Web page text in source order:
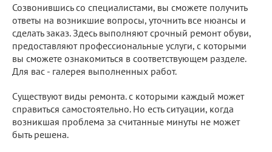
Созвонившись со специалистами, вы сможете получить
ответы на возникшие вопросы, уточнить все нюансы и
сделать заказ. Здесь выполняют срочный ремонт обуви,
предоставляют профессиональные услуги, с которыми
вы сможете ознакомиться в соответствующем разделе.
Для вас - галерея выполненных работ.
Существуют виды ремонта. с которыми каждый может
справиться самостоятельно. Но есть ситуации, когда
возникшая проблема за считанные минуты не может
быть решена.